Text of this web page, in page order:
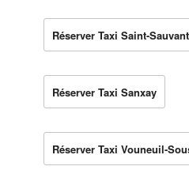
Réserver Taxi Saint-Sauvant
Réserver Taxi Sanxay
Réserver Taxi Vouneuil-